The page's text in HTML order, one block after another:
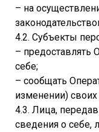
– на
4.2. Субъекты
– предоставлять
себе;
– сообщать
изменении)
4.3. Лица,
сведения о себе,